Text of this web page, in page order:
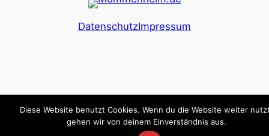
DatenschutzImpressum
Diese Website benutzt Cookies. Wenn du die Website weiter
gehen wir von deinem Einverständnis aus.